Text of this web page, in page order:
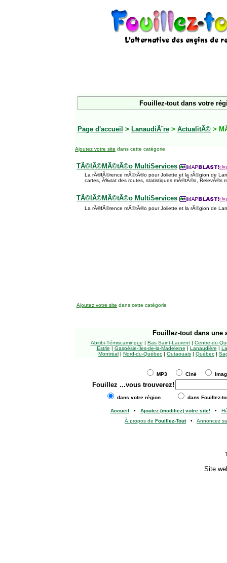
Fouillez-tout dans votre
Page d'accueil > LanaudiÃ¨re > ActualitÃ© >
Ajoutez votre site dans cette catégorie
TÃ©lÃ©MÃ©tÃ©o MultiServices
La rÃ©fÃ©rence mÃ©tÃ©o pour Joliette et la rÃ©gion de
cartes, Ã‰tat des routes, statistiques mÃ©tÃ©o, RelevÃ©s
TÃ©lÃ©MÃ©tÃ©o MultiServices
La rÃ©fÃ©rence mÃ©tÃ©o pour Joliette et la rÃ©gion de
Ajoutez votre site dans cette catégorie
Fouillez-tout dans une
Abitibi-Témiscamingue | Bas Saint-Laurent| Centre-du-
Estrie | Gaspésie-Îles-de-la-Madeleine | Lanaudière |
Montréal | Nord-du-Québec | Outaouais | Québec |
MP3 Ciné
Fouillez ...vous trouverez!
dans votre région dans Fouillez-
Accueil • Ajoutez (modifiez) votre site!•
À propos de Fouillez-Tout• Annoncez
Site